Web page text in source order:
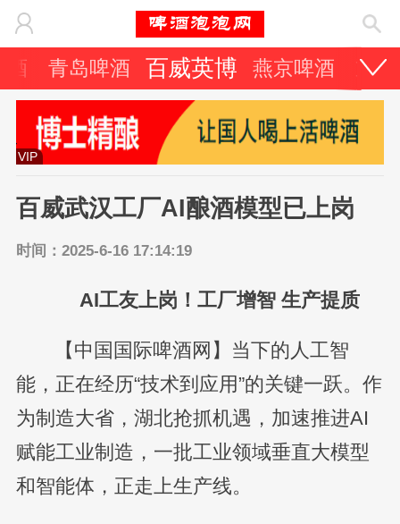
酒 青岛啤酒 百威英博 燕京啤酒 重
VIP
百威武汉工厂AI酿酒模型已上岗
时间：2025-6-16 17:14:19
AI工友上岗！工厂增智 生产提质
【中国国际啤酒网】当下的人工智
能，正在经历“技术到应用”的关键一跃。作
为制造大省，湖北抢抓机遇，加速推进AI
赋能工业制造，一批工业领域垂直大模型
和智能体，正走上生产线。